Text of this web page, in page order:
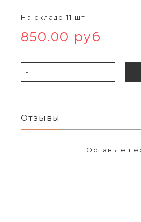
На складе 11 шт
850.00 руб
- +
Отзывы
Оставьте